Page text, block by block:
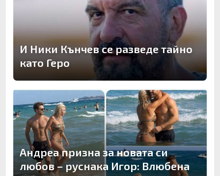
И Ники Кънчев се разведе тайно
като Геро
Андреа призна за новата си
любов – руснака Игор: Влюбена